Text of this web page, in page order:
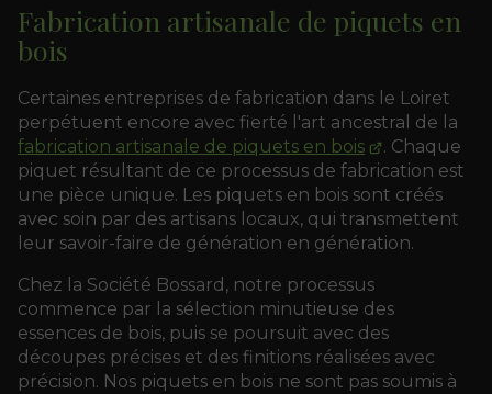
Fabrication artisanale de piquets en
bois
Certaines entreprises de fabrication dans le Loiret
perpétuent encore avec fierté l'art ancestral de la
fabrication artisanale de piquets en bois
. Chaque
piquet résultant de ce processus de fabrication est
une pièce unique. Les piquets en bois sont créés
avec soin par des artisans locaux, qui transmettent
leur savoir-faire de génération en génération.
Chez la Société Bossard, notre processus
commence par la sélection minutieuse des
essences de bois, puis se poursuit avec des
découpes précises et des finitions réalisées avec
précision. Nos piquets en bois ne sont pas soumis à